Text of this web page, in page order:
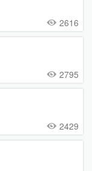
2616
2795
2429